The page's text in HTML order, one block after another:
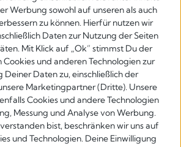
Werbung sowohl auf unseren als auch
zu können. Hierfür nutzen wir
Daten zur Nutzung der Seiten
Mit Klick auf „Ok” stimmst Du der
und anderen Technologien zur
Deiner Daten zu, einschließlich der
Marketingpartner (Dritte). Unsere
Cookies und andere Technologien
Messung und Analyse von Werbung.
bist, beschränken wir uns auf
und Technologien. Deine Einwilligung